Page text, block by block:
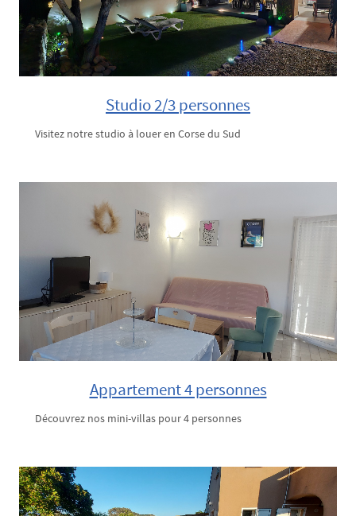
Studio 2/3 personnes
Visitez notre studio à louer en Corse du Sud
Appartement 4 personnes
Découvrez nos mini-villas pour 4 personnes